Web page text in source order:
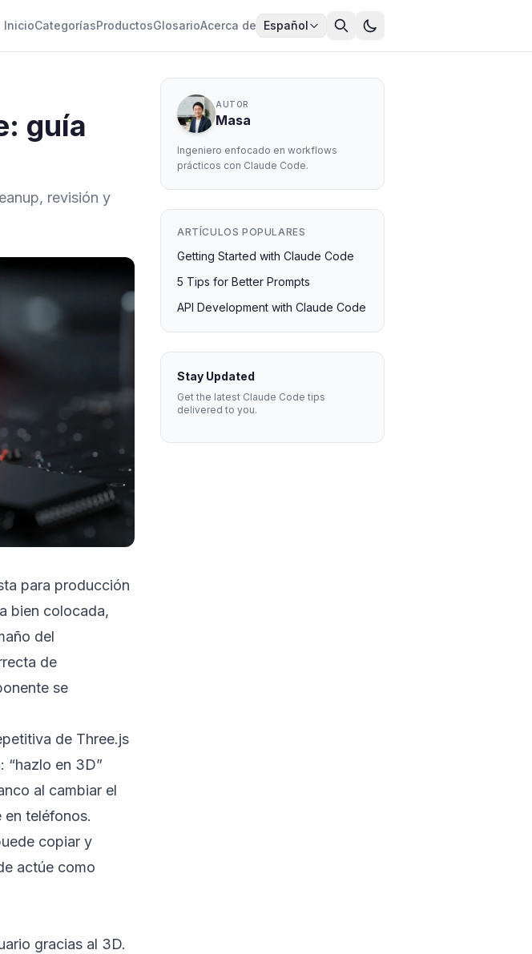
InicioCategoríasProductosGlosarioAcerca de Español
guía
revisión y
para producción
bien colocada,
del
de
se
de Three.js
“hazlo en 3D”
al cambiar el
teléfonos.
copiar y
actúe como
gracias al 3D.
AUTOR
Masa
Ingeniero enfocado en workflows
prácticos con Claude Code.
ARTÍCULOS POPULARES
Getting Started with Claude Code
5 Tips for Better Prompts
API Development with Claude Code
Stay Updated
Get the latest Claude Code tips
delivered to you.